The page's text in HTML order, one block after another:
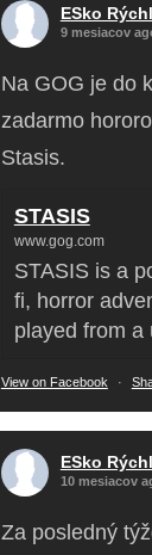
ESko
9 mesiacov
Na GOG je do
zadarmo
Stasis.
STASIS
www.gog.com
STASIS is a
fi, horror
played from a
View on Facebook ·
ESko
10 mesiacov
Za posledný